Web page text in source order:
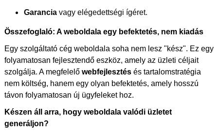
Garanciavagy elégedettségi ígéret.
Összefoglaló: A weboldala egy befektetés, nem kiadás
Egy szolgáltató cég weboldala soha nem lesz "kész". Ez egy
folyamatosan fejlesztendő eszköz, amely az üzleti céljait
szolgálja. A megfelelő webfejlesztésés tartalomstratégia
nem költség, hanem egy olyan befektetés, amely hosszú
távon folyamatosan új ügyfeleket hoz.
Készen áll arra, hogy weboldala valódi üzletet
generáljon?